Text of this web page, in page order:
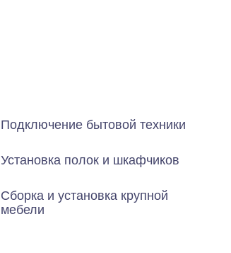
Подключение бытовой техники
Установка полок и шкафчиков
Сборка и установка крупной
мебели